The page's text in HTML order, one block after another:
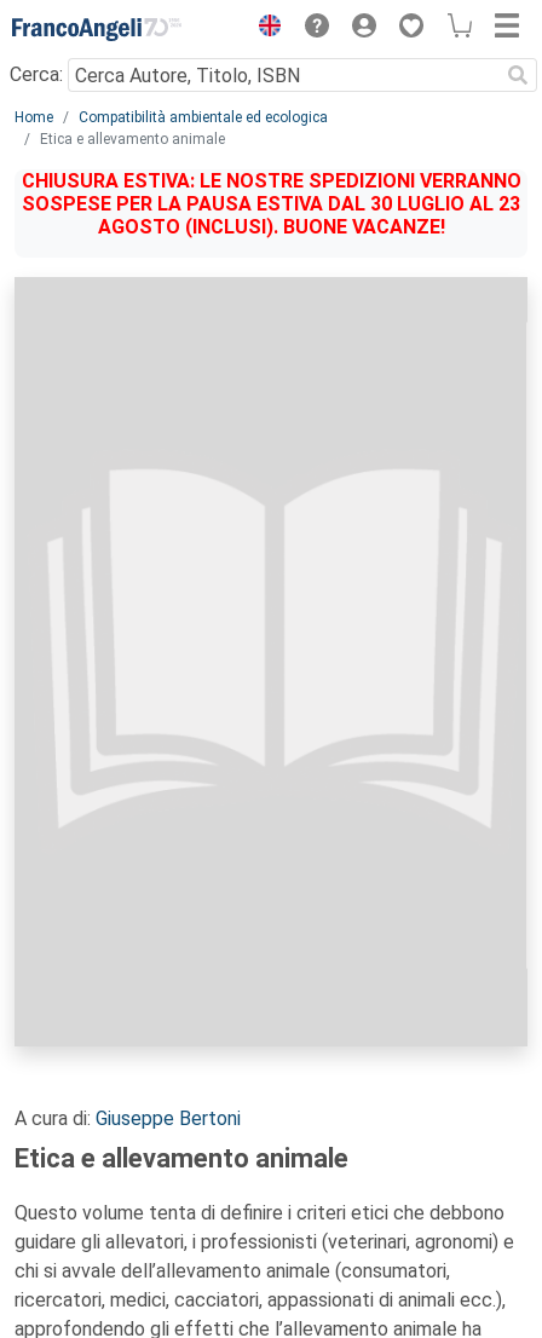
Menu
Cerca:
Main content
Home
Compatibilità ambientale ed ecologica
Etica e allevamento animale
CHIUSURA ESTIVA: LE NOSTRE SPEDIZIONI VERRANNO
SOSPESE PER LA PAUSA ESTIVA DAL 30 LUGLIO AL 23
AGOSTO (INCLUSI). BUONE VACANZE!
A cura di: Giuseppe Bertoni
Etica e allevamento animale
Questo volume tenta di definire i criteri etici che debbono
guidare gli allevatori, i professionisti (veterinari, agronomi) e
chi si avvale dell’allevamento animale (consumatori,
ricercatori, medici, cacciatori, appassionati di animali ecc.),
approfondendo gli effetti che l’allevamento animale ha